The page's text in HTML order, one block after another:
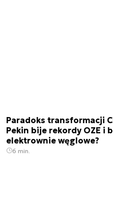
Paradoks transformacji
Pekin bije rekordy OZE i
elektrownie węglowe?
6 min.